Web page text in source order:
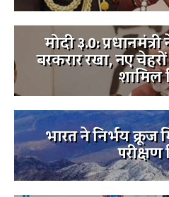
मोदी ३.0:
बरकरार रखा, नए
शामिल
भारत ने निर्भय